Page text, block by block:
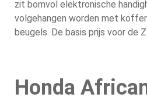
zit bomvol elektronische
volgehangen worden met
beugels. De basis prijs voor de
Honda